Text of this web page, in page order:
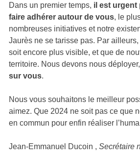
Dans un premier temps, il est urgent
faire adhérer autour de vous, le
nombreuses initiatives et notre
Jaurès ne se tarisse pas. Par
soit encore plus visible, et que de
territoire. Nous devons nous
sur vous.
Nous vous souhaitons le meilleur
aimez. Que 2024 ne soit pas ce que
en commun pour enfin réaliser
Jean-Emmanuel Ducoin , Secrétaire